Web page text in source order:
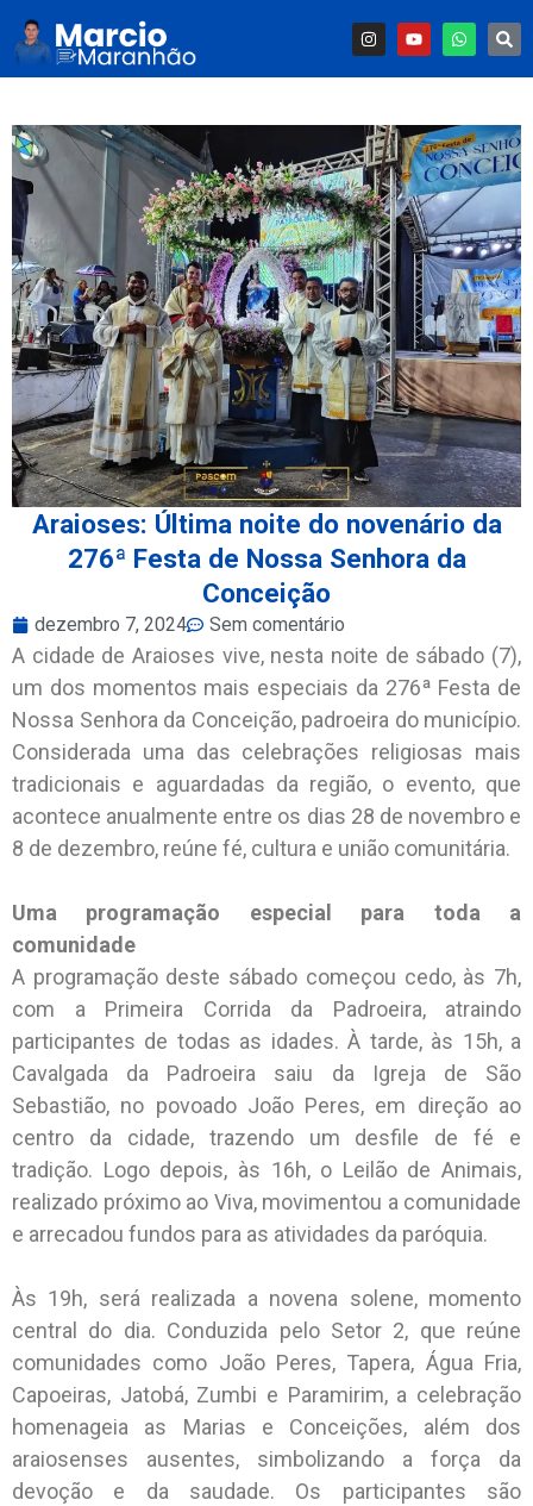
Araioses: Última noite do novenário da
276ª Festa de Nossa Senhora da
Conceição
dezembro 7, 2024 Sem comentário
A cidade de Araioses vive, nesta noite de sábado (7),
um dos momentos mais especiais da 276ª Festa de
Nossa Senhora da Conceição, padroeira do município.
Considerada uma das celebrações religiosas mais
tradicionais e aguardadas da região, o evento, que
acontece anualmente entre os dias 28 de novembro e
8 de dezembro, reúne fé, cultura e união comunitária.
Uma programação especial para toda a
comunidade
A programação deste sábado começou cedo, às 7h,
com a Primeira Corrida da Padroeira, atraindo
participantes de todas as idades. À tarde, às 15h, a
Cavalgada da Padroeira saiu da Igreja de São
Sebastião, no povoado João Peres, em direção ao
centro da cidade, trazendo um desfile de fé e
tradição. Logo depois, às 16h, o Leilão de Animais,
realizado próximo ao Viva, movimentou a comunidade
e arrecadou fundos para as atividades da paróquia.
Às 19h, será realizada a novena solene, momento
central do dia. Conduzida pelo Setor 2, que reúne
comunidades como João Peres, Tapera, Água Fria,
Capoeiras, Jatobá, Zumbi e Paramirim, a celebração
homenageia as Marias e Conceições, além dos
araiosenses ausentes, simbolizando a força da
devoção e da saudade. Os participantes são